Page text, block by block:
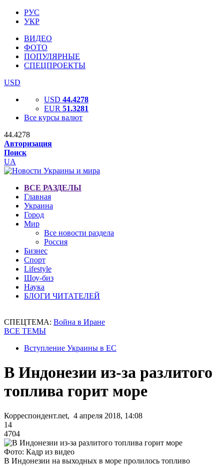
РУС
УКР
ВИДЕО
ФОТО
ПОПУЛЯРНЫЕ
СПЕЦПРОЕКТЫ
USD
USD 44.4278
EUR 51.3281
Все курсы валют
44.4278
Авторизация
Поиск
UA
ВСЕ РАЗДЕЛЫ
Главная
Украина
Город
Мир
Все новости раздела
Россия
Бизнес
Спорт
Lifestyle
Шоу-биз
Наука
БЛОГИ ЧИТАТЕЛЕЙ
СПЕЦТЕМА: Война в Иране
ВСЕ ТЕМЫ
Вступление Украины в ЕС
В Индонезии из-за разлитого
топлива горит море
Корреспондент.net, 4 апреля 2018, 14:08
14
4704
Фото: Кадр из видео
В Индонезии на выходных в море пролилось топливо